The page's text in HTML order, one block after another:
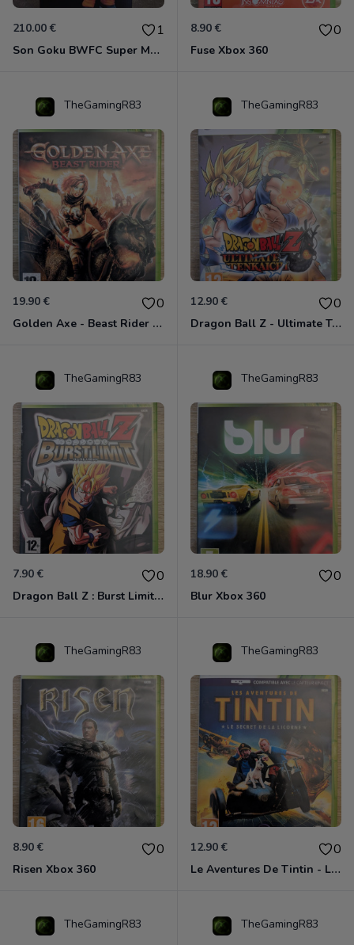
210.00 € 1
Son Goku BWFC Super Master Stars
8.90 € 0
Fuse Xbox 360
TheGamingR83
19.90 € 0
Golden Axe - Beast Rider Xbox 360
TheGamingR83
12.90 € 0
Dragon Ball Z - Ultimate Tenkaichi Xbox 360
TheGamingR83
7.90 € 0
Dragon Ball Z : Burst Limit Xbox 360
TheGamingR83
18.90 € 0
Blur Xbox 360
TheGamingR83
8.90 € 0
Risen Xbox 360
TheGamingR83
12.90 € 0
Le Aventures De Tintin - Le Secret De La Licorne Xbox 360
TheGamingR83 TheGamingR83